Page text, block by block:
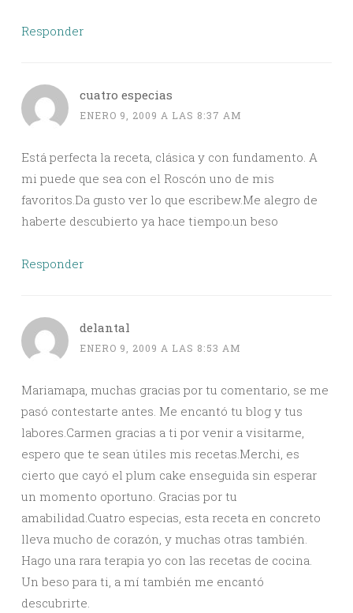
Responder
cuatro especias
ENERO 9, 2009 A LAS 8:37 AM
Está perfecta la receta, clásica y con fundamento. A
mi puede que sea con el Roscón uno de mis
favoritos.Da gusto ver lo que escribew.Me alegro de
haberte descubierto ya hace tiempo.un beso
Responder
delantal
ENERO 9, 2009 A LAS 8:53 AM
Mariamapa, muchas gracias por tu comentario, se me
pasó contestarte antes. Me encantó tu blog y tus
labores.Carmen gracias a ti por venir a visitarme,
espero que te sean útiles mis recetas.Merchi, es
cierto que cayó el plum cake enseguida sin esperar
un momento oportuno. Gracias por tu
amabilidad.Cuatro especias, esta receta en concreto
lleva mucho de corazón, y muchas otras también.
Hago una rara terapia yo con las recetas de cocina.
Un beso para ti, a mí también me encantó
descubrirte.